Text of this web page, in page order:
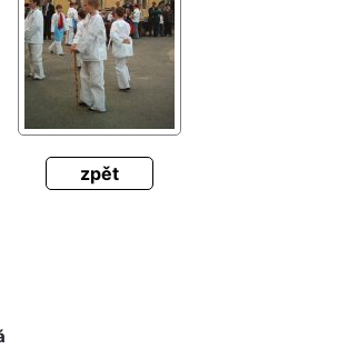
zpět